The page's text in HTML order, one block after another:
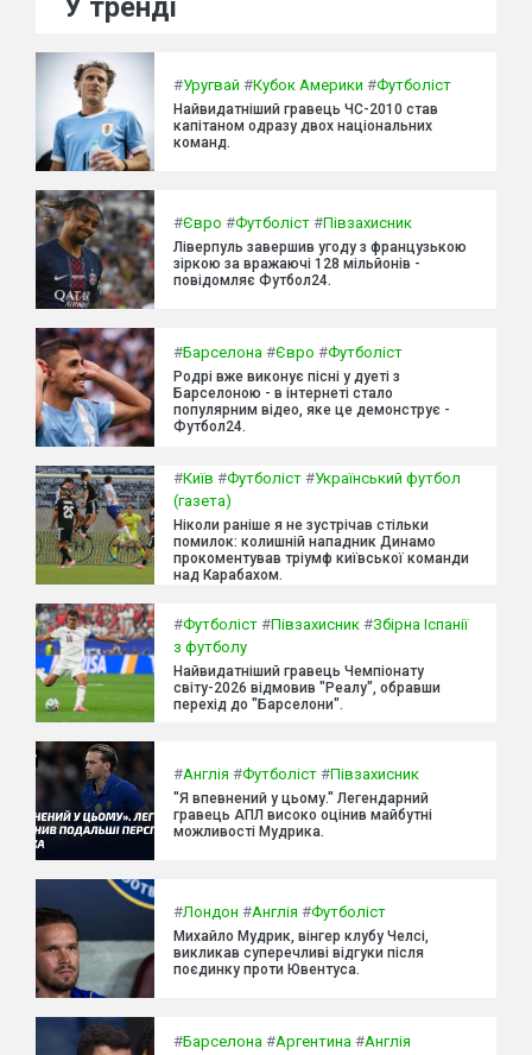
У тренді
#Уругвай #Кубок Америки #Футболіст
Найвидатніший гравець ЧС-2010 став
капітаном одразу двох національних
команд.
#Євро #Футболіст #Півзахисник
Ліверпуль завершив угоду з французькою
зіркою за вражаючі 128 мільйонів -
повідомляє Футбол24.
#Барселона #Євро #Футболіст
Родрі вже виконує пісні у дуеті з
Барселоною - в інтернеті стало
популярним відео, яке це демонструє -
Футбол24.
#Київ #Футболіст #Український футбол
(газета)
Ніколи раніше я не зустрічав стільки
помилок: колишній нападник Динамо
прокоментував тріумф київської команди
над Карабахом.
#Футболіст #Півзахисник #Збірна Іспанії
з футболу
Найвидатніший гравець Чемпіонату
світу-2026 відмовив "Реалу", обравши
перехід до "Барселони".
#Англія #Футболіст #Півзахисник
"Я впевнений у цьому." Легендарний
гравець АПЛ високо оцінив майбутні
можливості Мудрика.
#Лондон #Англія #Футболіст
Михайло Мудрик, вінгер клубу Челсі,
викликав суперечливі відгуки після
поєдинку проти Ювентуса.
#Барселона #Аргентина #Англія